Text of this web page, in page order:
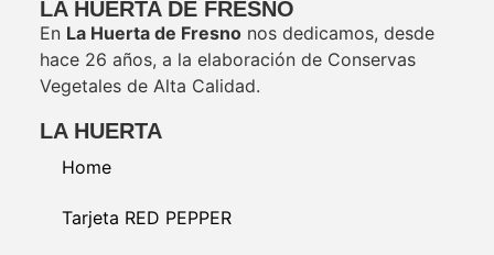
LA HUERTA DE FRESNO
En La Huerta de Fresnonos dedicamos, desde
hace 26 años, a la elaboración de Conservas
Vegetales de Alta Calidad.
LA HUERTA
Home
Tarjeta RED PEPPER